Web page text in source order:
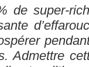
de super-
Admettre